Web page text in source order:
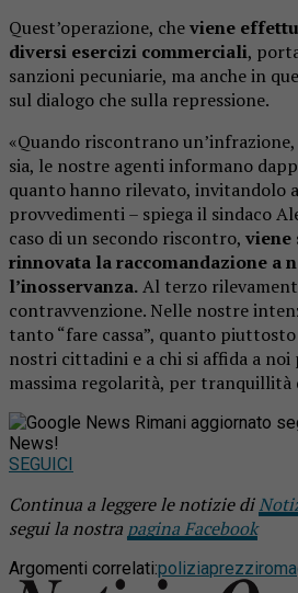
Quest’operazione, cheviene
diversi esercizi commerciali,
sanzioni pecuniarie, ma anche in
sul dialogo che sulla repressione.
«Quando riscontrano
sia, le nostre agenti informano
quanto hanno rilevato, invitandolo
provvedimenti – spiega il sindaco
caso di un secondo riscontro, viene
rinnovata la raccomandazione a
l’inosservanza.Al terzo
contravvenzione. Nelle nostre
tanto “fare cassa”, quanto
nostri cittadini e a chi si affida a
massima regolarità, per
Rimani aggiornato
News!
SEGUICI
Continua a leggere le notizie di
segui la nostra pagina Facebook
Argomenti correlati:poliziaprezzi